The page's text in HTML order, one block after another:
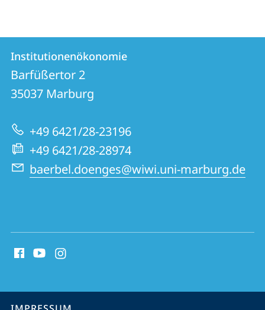
Kontakt
und
Informationen
zur
Website
Kontaktinformationen
Institutionenökonomie
Institutionenökonomie
Barfüßertor 2
35037 Marburg
+49 6421/28-23196
+49 6421/28-28974
baerbel.doenges@wiwi.uni-marburg.de
Media
Service-